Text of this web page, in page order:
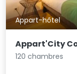
Appart-hôtel
Appart'City
120 chambres